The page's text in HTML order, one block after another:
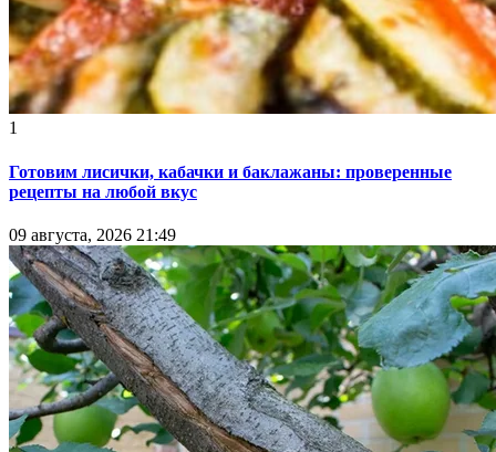
1
Готовим лисички, кабачки и баклажаны: проверенные
рецепты на любой вкус
09 августа, 2026 21:49